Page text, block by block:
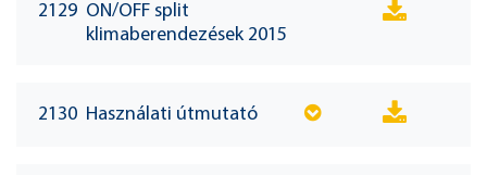
2129 ON/OFF split
klimaberendezések 2015
2130 Használati útmutató